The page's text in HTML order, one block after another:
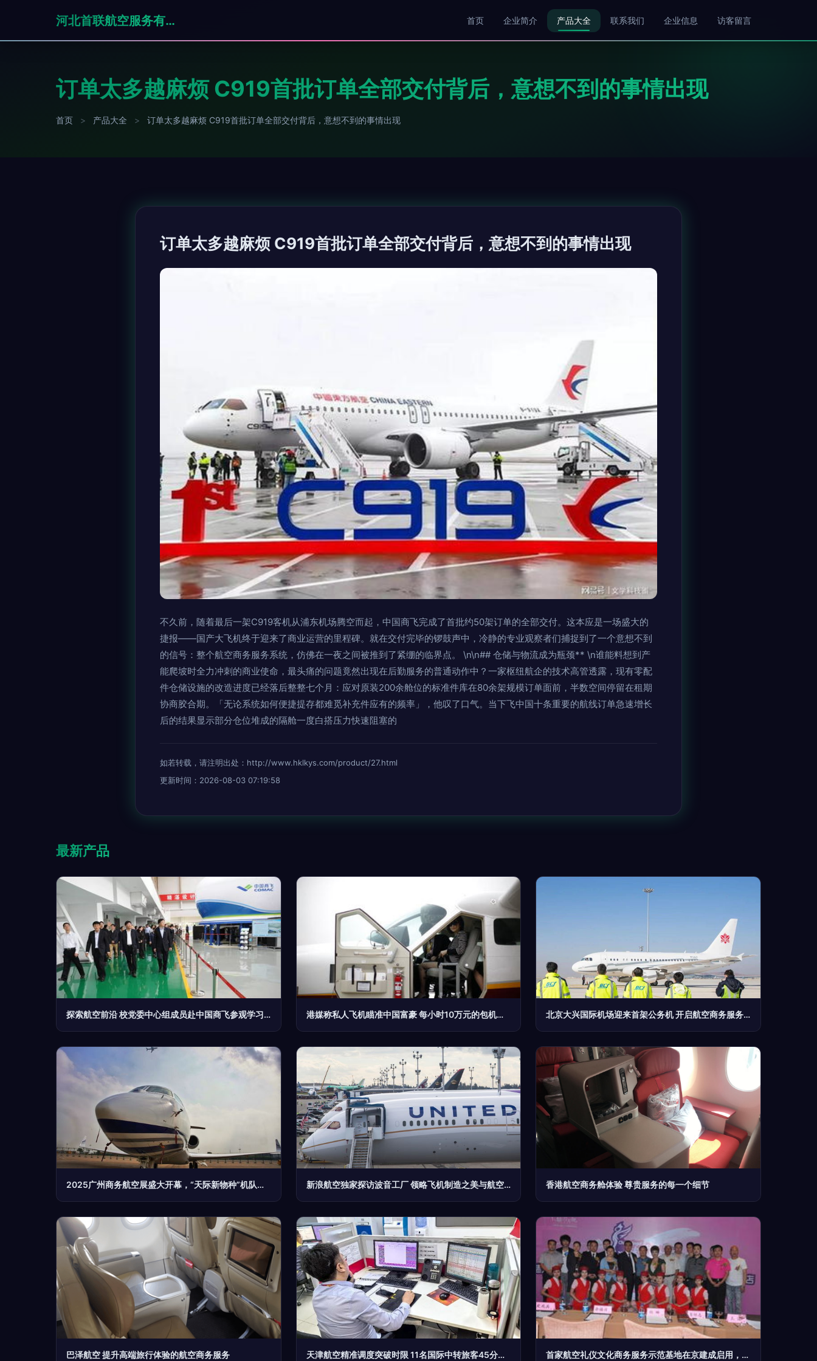
河北首联航空服务有限公司 首页 企业简介 产品大全 联系我们 企业信息 访客留言
订单太多越麻烦 C919首批订单全部交付背后，意想不到的事情出现
首页 > 产品大全 > 订单太多越麻烦 C919首批订单全部交付背后，意想不到的事情出现
订单太多越麻烦 C919首批订单全部交付背后，意想不到的事情出现
不久前，随着最后一架C919客机从浦东机场腾空而起，中国商飞完成了首批约50架订单的全部交付。这本应是一场盛大的
捷报——国产大飞机终于迎来了商业运营的里程碑。就在交付完毕的锣鼓声中，冷静的专业观察者们捕捉到了一个意想不到
的信号：整个航空商务服务系统，仿佛在一夜之间被推到了紧绷的临界点。 \n\n## 仓储与物流成为瓶颈** \n谁能料想到产
能爬坡时全力冲刺的商业使命，最头痛的问题竟然出现在后勤服务的普通动作中？一家枢纽航企的技术高管透露，现有零配
件仓储设施的改造进度已经落后整整七个月：应对原装200余舱位的标准件库在80余架规模订单面前，半数空间停留在租期
协商胶合期。「无论系统如何便捷提存都难觅补充件应有的频率」，他叹了口气。当下飞中国十条重要的航线订单急速增长
后的结果显示部分仓位堆成的隔舱一度白搭压力快速阻塞的
如若转载，请注明出处：http://www.hklkys.com/product/27.html
更新时间：2026-08-03 07:19:58
最新产品
探索航空前沿 校党委中心组成员赴中国商飞参观学习航空商务服务 港媒称私人飞机瞄准中国富豪 每小时10万元的包机服务成高端商务新宠 北京大兴国际机场迎来首架公务机 开启航空商务服务新篇章
2025广州商务航空展盛大开幕，“天际新物种”机队公开展出,“地面互联与服务面对面提供多元整体服务商业价值提炼商”，( 新浪航空独家探访波音工厂 领略飞机制造之美与航空商务服务的未来 香港航空商务舱体验 尊贵服务的每一个细节
巴泽航空 提升高端旅行体验的航空商务服务 天津航空精准调度突破时限 11名国际中转旅客45分钟完成保障 首家航空礼仪文化商务服务示范基地在京建成启用，航空商务服务迎来新标杆